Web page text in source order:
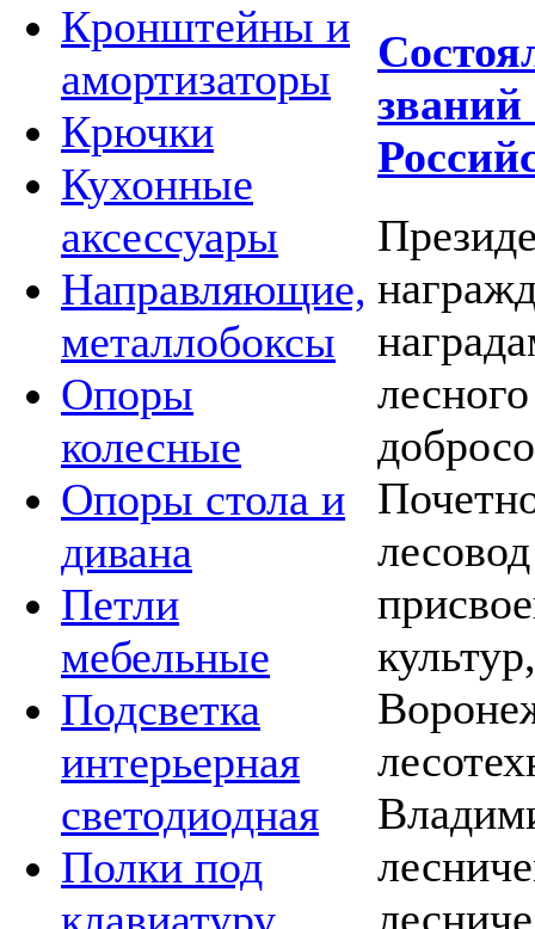
Кронштейны и
амортизаторы
Крючки
Кухонные
аксессуары
Направляющие,
металлобоксы
Опоры
колесные
Опоры стола и
дивана
Петли
мебельные
Подсветка
интерьерная
светодиодная
Полки под
званий